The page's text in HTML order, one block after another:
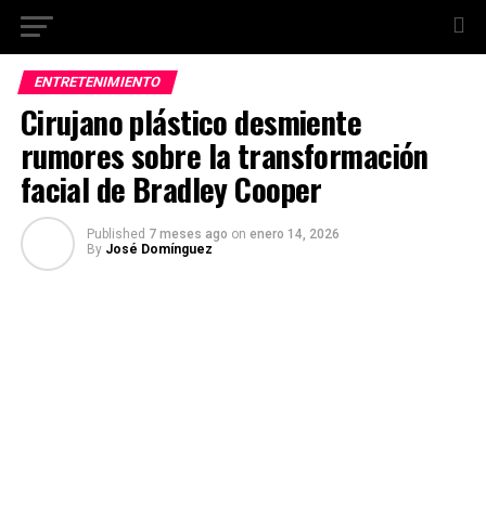
ENTRETENIMIENTO
Cirujano plástico desmiente
rumores sobre la transformación
facial de Bradley Cooper
Published 7 meses ago on enero 14, 2026
By José Domínguez